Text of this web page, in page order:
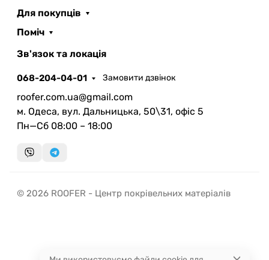
Для покупців
Поміч
Зв'язок та локація
068-204-04-01 Замовити дзвінок
roofer.com.ua@gmail.com
м. Одеса, вул. Дальницька, 50\31, офіс 5
Пн—Сб 08:00 – 18:00
© 2026 ROOFER - Центр покрівельних матеріалів
AI помічник
миттєвий зворотний виклик